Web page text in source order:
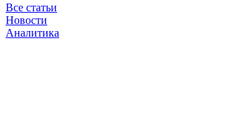
Все статьи
Новости
Аналитика